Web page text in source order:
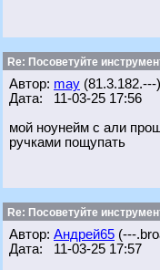
Re: Посоветуйте
Автор: may (81.3.182.---)
Дата: 11-03-25 17:56
мой ноунейм с али
ручками пощупать
Re: Посоветуйте
Автор: Андрей65 (---
Дата: 11-03-25 17:57